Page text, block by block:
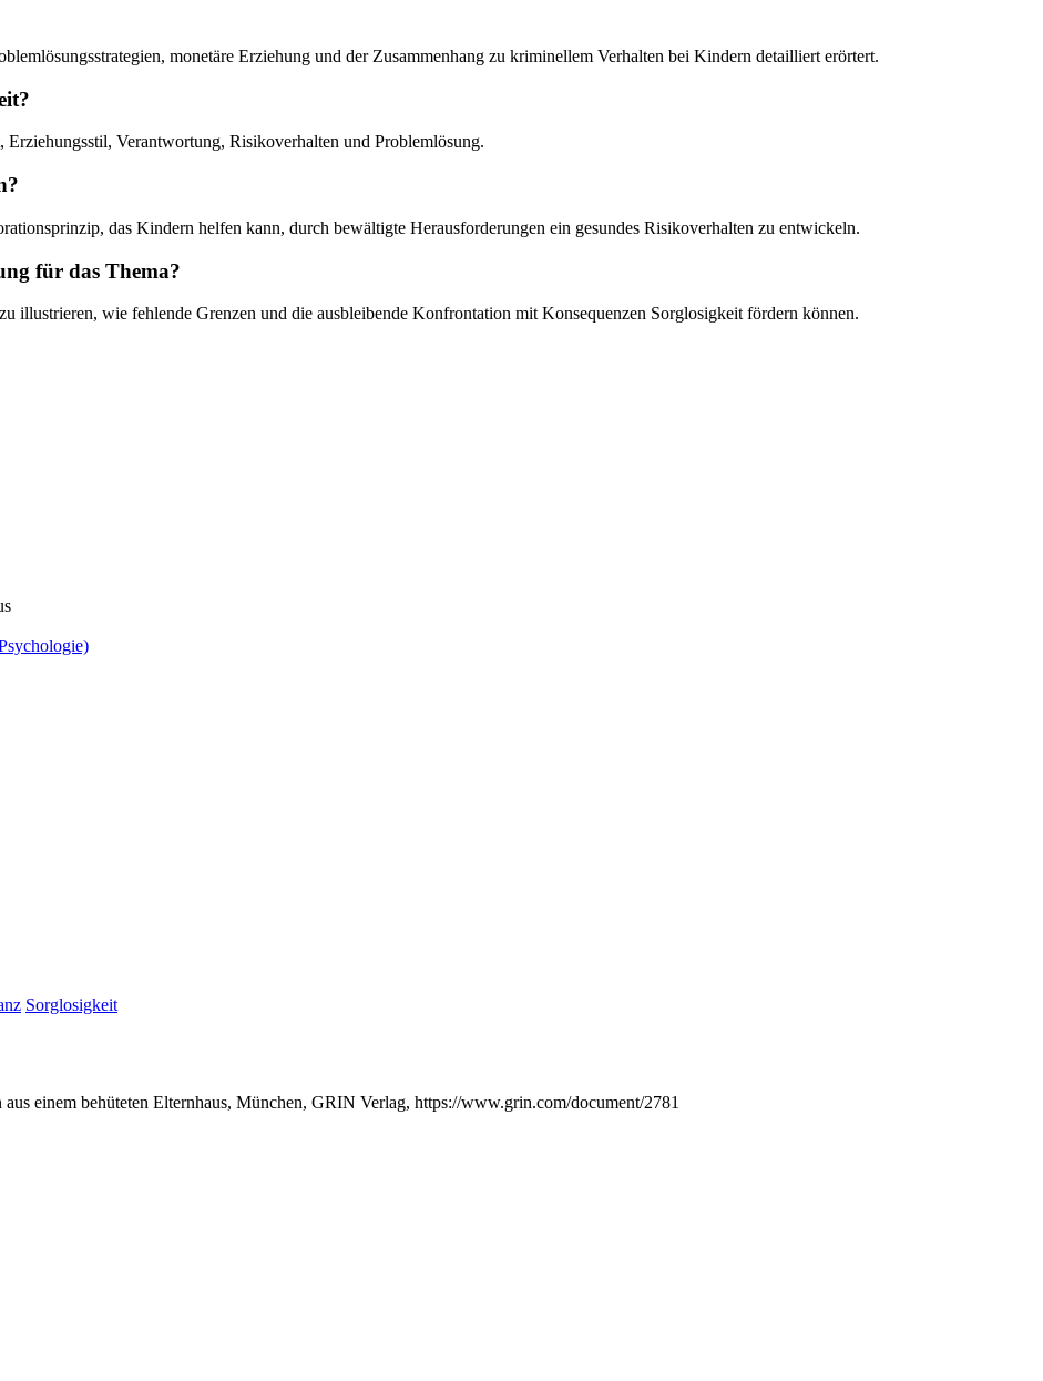
monetäre Erziehung und der Zusammenhang zu kriminellem Verhalten bei Kindern detailliert erörtert.
Verantwortung, Risikoverhalten und Problemlösung.
das Kindern helfen kann, durch bewältigte Herausforderungen ein gesundes Risikoverhalten zu entwickeln.
für das Thema?
illustrieren, wie fehlende Grenzen und die ausbleibende Konfrontation mit Konsequenzen Sorglosigkeit fördern können.
Sorglosigkeit
einem behüteten Elternhaus, München, GRIN Verlag, https://www.grin.com/document/2781